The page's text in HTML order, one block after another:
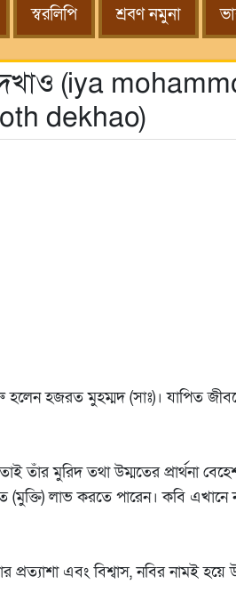
স্বরলিপি শ্রবণ নমুনা
(iya
dekhao)
হলেন হজরত মুহম্মদ (সাঃ)। যাপিত
তাঁর মুরিদ তথা উম্মতের প্রার্থনা
লাভ করতে পারেন। কবি এখানে
প্রত্যাশা এবং বিশ্বাস, নবির নামই